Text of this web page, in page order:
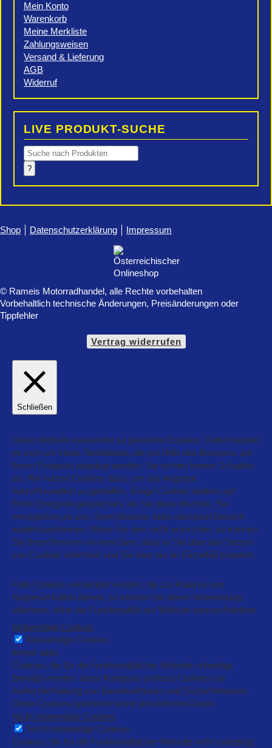
Mein Konto
Warenkorb
Meine Merkliste
Zahlungsweisen
Versand & Lieferung
AGB
Widerruf
LIVE PRODUKT-SUCHE
Products
search
?
Shop Datenschutzerklärung Impressum
© Rameis Motorradhandel, alle Rechte vorbehalten
Vorbehaltlich technische Änderungen, Preisänderungen oder
Tippfehler
Vertrag widerrufen
Schließen
Diese Website verwendet so genannte Cookies. Dabei handelt
es sich um kleine Textdateien, die mit Hilfe des Browsers auf
Ihrem Endgerät abgelegt werden. Sie richten keinen Schaden
an. Wir nutzen Cookies dazu, um das Angebot
nutzerfreundlich zu gestalten. Einige Cookies bleiben auf
Ihrem Endgerät gespeichert, bis Sie diese löschen. Sie
ermöglichen es uns, Ihren Browser beim nächsten Besuch
wiederzuerkennen. Wenn Sie dies nicht wünschen, so können
Sie Ihren Browser so einrichten, dass er Sie über das Setzen
von Cookies informiert und Sie dies nur im Einzelfall erlauben.
Falls Cookies verwendet werden, die zur Analyse von
Nutzerverhalten dienen, so können Sie deren Verwendung
ablehnen, ohne die Funktionalität der Website einzuschränken
Notwendige Cookies
Notwendige Cookies
immer aktiv
Cookies, die für die Funktionalität der Website unbedingt
benötigt werden: diese Kategorie umfasst Cookies zur
Aufrechterhaltung von Basisfunktionen und Sicherheitstools.
Diese Cookies speichern keine persönlichen Daten.
Nicht notwendige Cookies
Nicht notwendige Cookies
Cookies, die für die Funktionalität der Website nicht unbedingt